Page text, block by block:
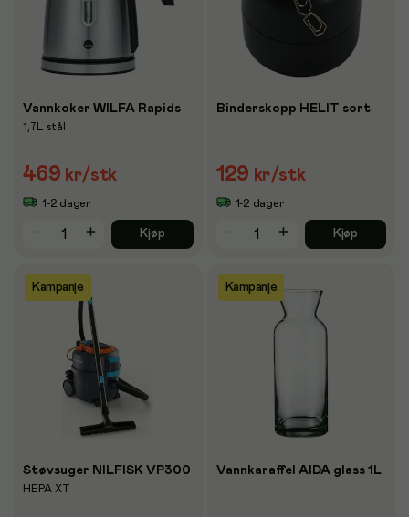
Vannkoker WILFA Rapids
1,7L stål
469 kr/stk
1-2 dager
Kjøp
Binderskopp HELIT sort
129 kr/stk
1-2 dager
Kjøp
Kampanje
Støvsuger NILFISK VP300
HEPA XT
Kampanje
Vannkaraffel AIDA glass 1L